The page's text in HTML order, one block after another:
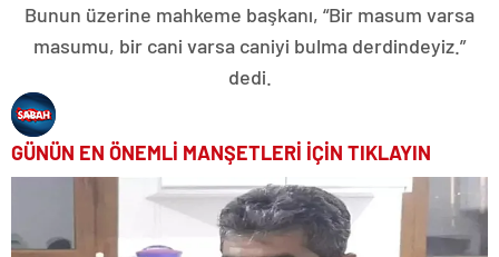
Bunun üzerine mahkeme başkanı, “Bir masum varsa
masumu, bir cani varsa caniyi bulma derdindeyiz.”
dedi.
GÜNÜN EN ÖNEMLİ MANŞETLERİ İÇİN TIKLAYIN